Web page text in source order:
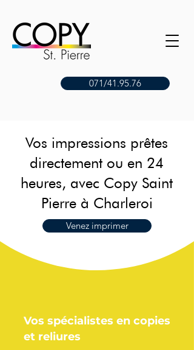
071/41.95.76
Vos impressions prêtes
directement ou en 24
heures, avec Copy Saint
Pierre à Charleroi
Venez imprimer
Vos spécialistes en copies
et reliures